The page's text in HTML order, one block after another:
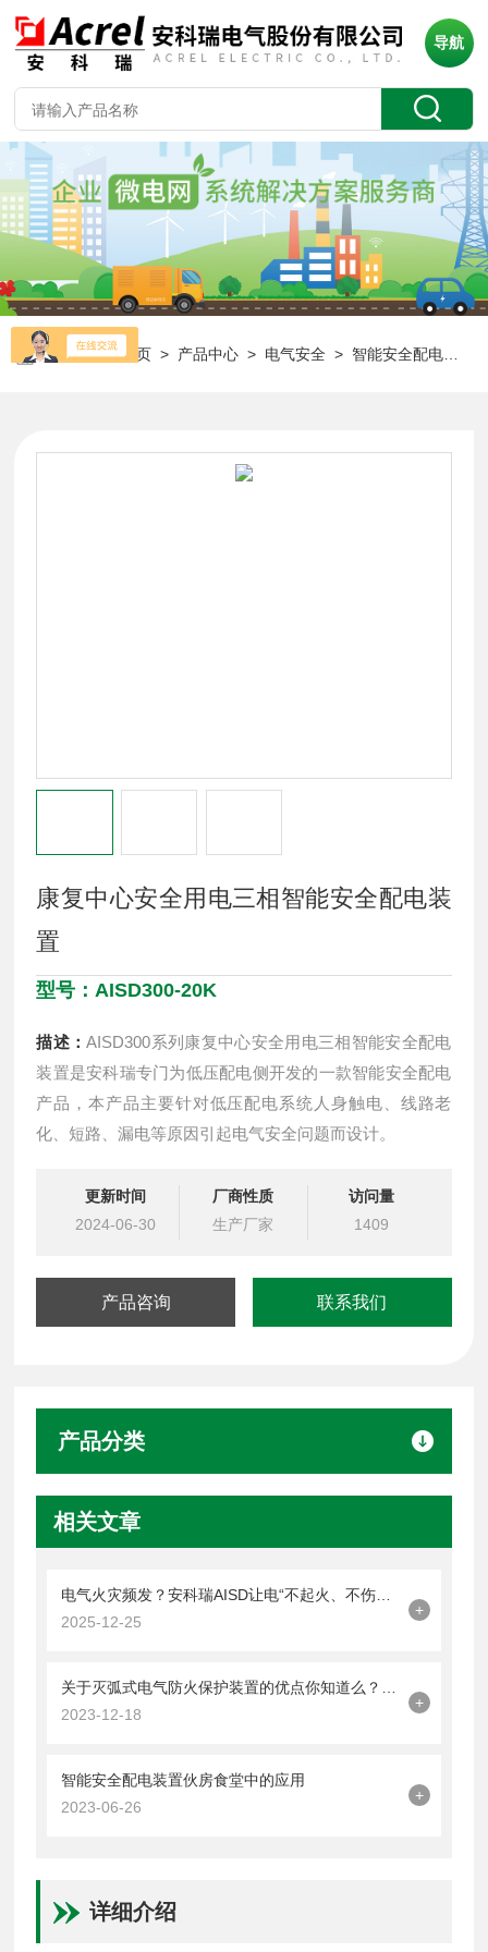
导航
当前位置：首页 > 产品中心 > 电气安全 > 智能安全配电装置
康复中心安全用电三相智能安全配电装
置
型号：AISD300-20K
描述：AISD300系列康复中心安全用电三相智能安全配电
装置是安科瑞专门为低压配电侧开发的一款智能安全配电
产品，本产品主要针对低压配电系统人身触电、线路老
化、短路、漏电等原因引起电气安全问题而设计。
更新时间
2024-06-30
厂商性质
生产厂家
访问量
1409
产品咨询 联系我们
产品分类
相关文章
2025-12-25
+
2023-12-18
+
智能安全配电装置伙房食堂中的应用
2023-06-26
+
详细介绍